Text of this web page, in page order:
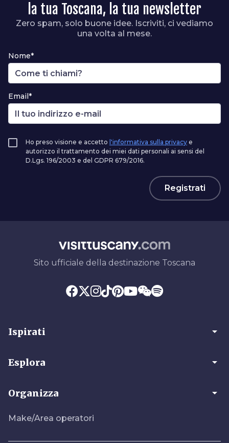
la tua Toscana, la tua newsletter
Zero spam, solo buone idee. Iscriviti, ci vediamo
una volta al mese.
Nome*
Email*
Ho preso visione e accetto l'informativa sulla privacy e
autorizzo il trattamento dei miei dati personali ai sensi del
D.Lgs. 196/2003 e del GDPR 679/2016.
Registrati
Sito ufficiale della destinazione Toscana
Ispirati arrow_drop_down
Esplora arrow_drop_down
Organizza arrow_drop_down
Make/Area operatori